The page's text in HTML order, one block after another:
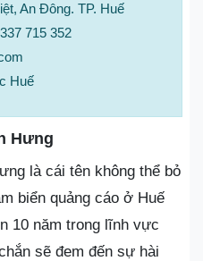
An Đông. TP. Huế
715 352
Huế
Hưng
là cái tên không thể bỏ
biển quảng cáo ở Huế
10 năm trong lĩnh vực
sẽ đem đến sự hài